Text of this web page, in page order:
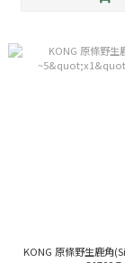
KONG 原條野生鹿角